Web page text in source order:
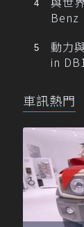
Benz
動力
in
車訊熱門